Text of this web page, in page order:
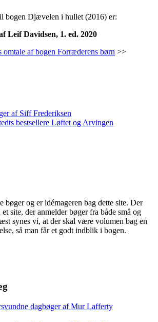
bogen Djævelen i hullet (2016) er:
Leif Davidsen, 1. ed. 2020
af bogen Forræderens børn >>
af Siff Frederiksen
bestsellere Løftet og Arvingen
bøger og er idémageren bag dette site. Der
site, der anmelder bøger fra både små og
synes vi, at der skal være volumen bag en
så man får et godt indblik i bogen.